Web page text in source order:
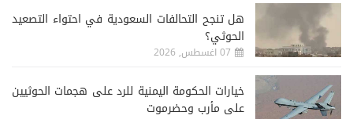
هل تنجح التحالفات السعودية في احتواء التصعيد
الحوثي؟
07 اغسطس, 2026
خيارات الحكومة اليمنية للرد على هجمات الحوثيين
على مأرب وحضرموت